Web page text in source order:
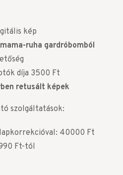
kép
ruha gardróbomból
díja 3500 Ft
retusált képek
szolgáltatások:
40000 Ft
Ft-tól